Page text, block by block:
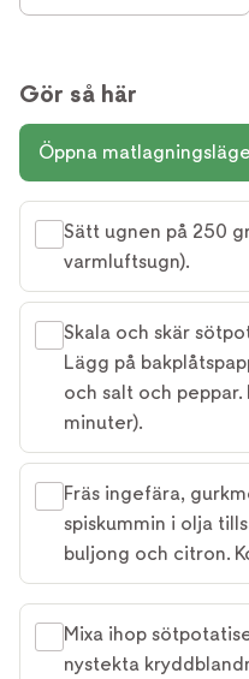
Gör så här
Öppna
Sätt ugnen på 250
varmluftsugn).
Skala och skär
Lägg på
och salt och
minuter).
Fräs ingefära,
spiskummin i olja
buljong och citron.
Mixa ihop
nystekta